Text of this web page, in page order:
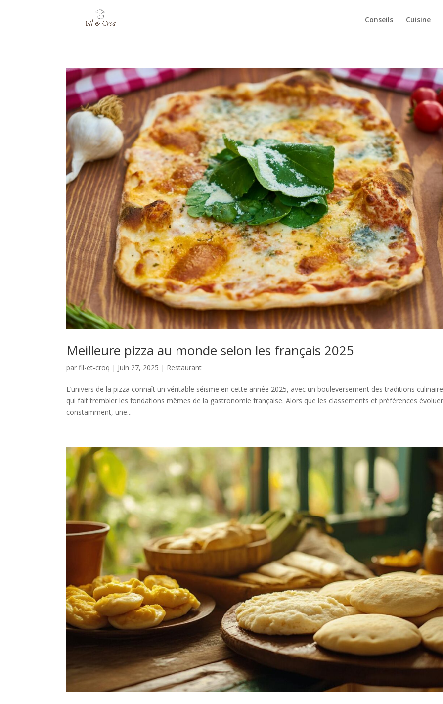
Conseils Cuisine
Meilleure pizza au monde selon les français 2025
parfil-et-croq | Juin 27, 2025 | Restaurant
L’univers de la pizza connaît un véritable séisme en cette année 2025, avec un bouleversement des traditions
qui fait trembler les fondations mêmes de la gastronomie française. Alors que les classements et préférences
constamment, une...